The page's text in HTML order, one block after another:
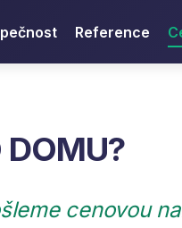
Reference
cenovou